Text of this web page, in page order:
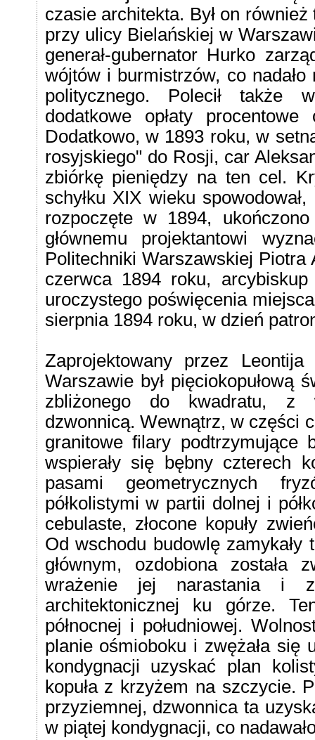
czasie architekta. Był on
przy ulicy Bielańskiej w
generał-gubernator Hurko
wójtów i burmistrzów, co
politycznego. Polecił także
dodatkowe opłaty
Dodatkowo, w 1893 roku, w
rosyjskiego" do Rosji, car
zbiórkę pieniędzy na ten cel.
schyłku XIX wieku
rozpoczęte w 1894,
głównemu projektantowi
Politechniki Warszawskiej Piotra
czerwca 1894 roku, arcybiskup
uroczystego poświęcenia
sierpnia 1894 roku, w dzień
Zaprojektowany przez
Warszawie był pięciokopułową
zbliżonego do kwadratu, z
dzwonnicą. Wewnątrz, w części
granitowe filary podtrzymujące
wspierały się bębny czterech
pasami geometrycznych
półkolistymi w partii dolnej i
cebulaste, złocone kopuły
Od wschodu budowlę
głównym, ozdobiona została
wrażenie jej narastania i
architektonicznej ku górze.
północnej i południowej.
planie ośmioboku i zwężała się
kondygnacji uzyskać plan
kopuła z krzyżem na szczycie.
przyziemnej, dzwonnica ta
w piątej kondygnacji, co